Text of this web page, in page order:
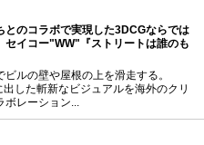
とのコラボで実現した3DCGならでは
セイコー"WW"『ストリートは誰のも
ルの壁や屋根の上を滑走する。
した斬新なビジュアルを海外のクリ
レーション...